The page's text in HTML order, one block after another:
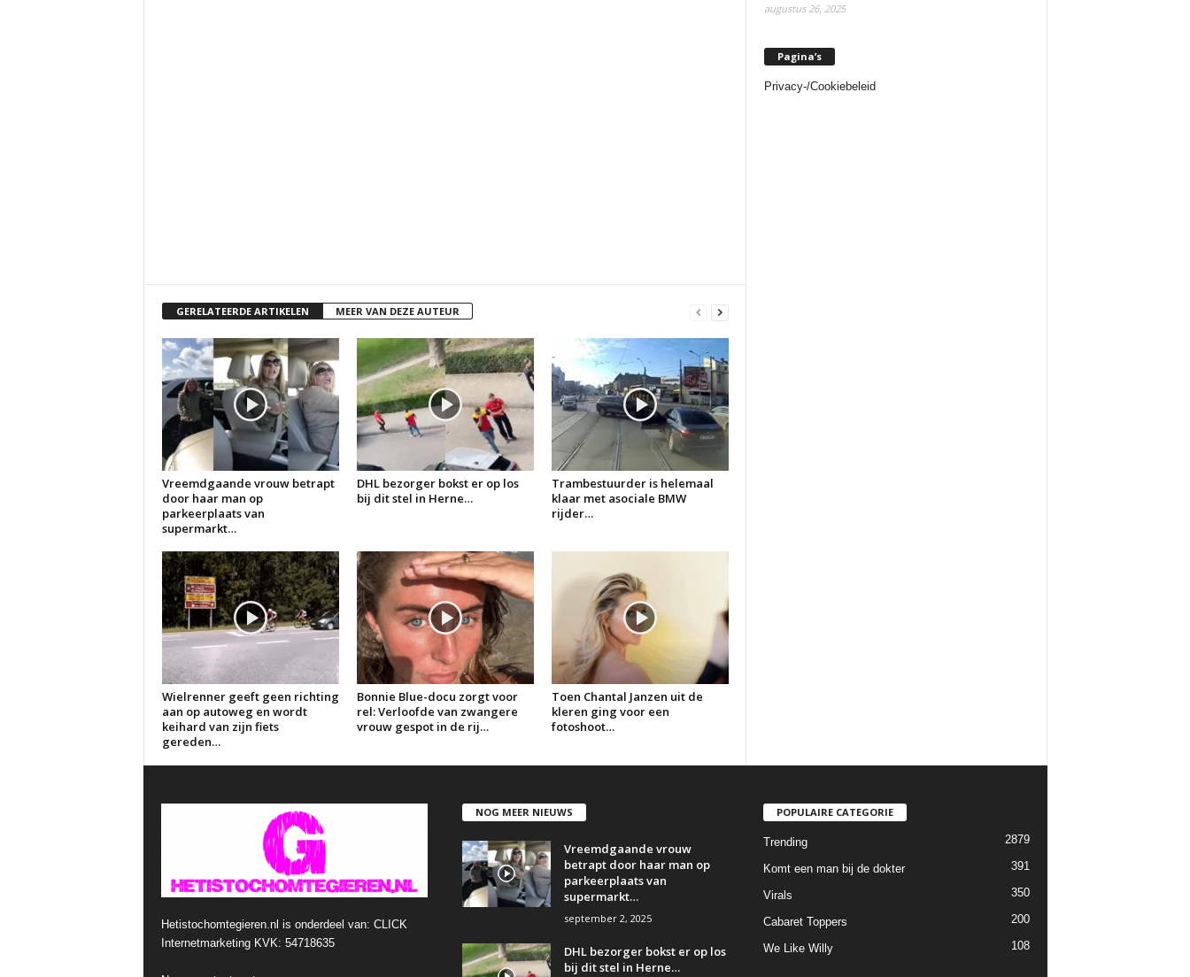
GERELATEERDE ARTIKELEN MEER VAN DEZE AUTEUR
Vreemdgaande vrouw betrapt
door haar man op
parkeerplaats van
supermarkt…
DHL bezorger bokst er op los
bij dit stel in Herne…
Trambestuurder is helemaal
klaar met asociale BMW
rijder…
Wielrenner geeft geen richting
aan op autoweg en wordt
keihard van zijn fiets
gereden…
Bonnie Blue-docu zorgt voor
rel: Verloofde van zwangere
vrouw gespot in de rij…
Toen Chantal Janzen uit de
kleren ging voor een
fotoshoot…
augustus 26, 2025
Pagina’s
Privacy-/Cookiebeleid
Hetistochomtegieren.nl is onderdeel van: CLICK
Internetmarketing KVK: 54718635
NOG MEER NIEUWS
Vreemdgaande vrouw
betrapt door haar man op
parkeerplaats van
supermarkt…
september 2, 2025
DHL bezorger bokst er op los
bij dit stel in Herne…
POPULAIRE CATEGORIE
Trending 2879
Komt een man bij de dokter 391
Virals 350
Cabaret Toppers 200
We Like Willy 108